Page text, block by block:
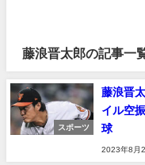
藤浪晋太郎の記事一
スポーツ
藤浪晋
イル空
球
2023年8月